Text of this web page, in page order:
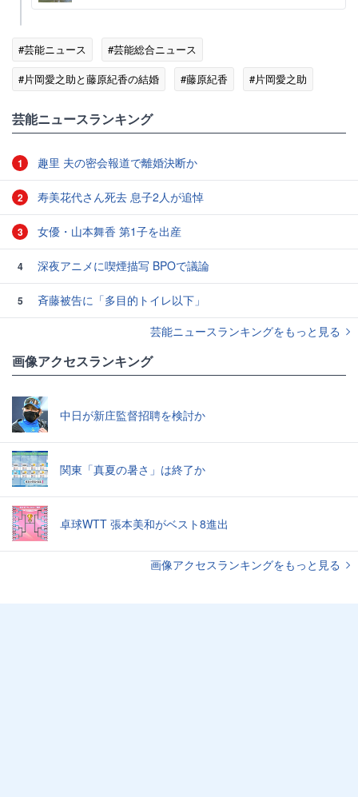
#芸能ニュース
#芸能総合ニュース
#片岡愛之助と藤原紀香の結婚
#藤原紀香
#片岡愛之助
芸能ニュースランキング
1 趣里 夫の密会報道で離婚決断か
2 寿美花代さん死去 息子2人が追悼
3 女優・山本舞香 第1子を出産
4 深夜アニメに喫煙描写 BPOで議論
5
斉藤被告に「多目的トイレ以下」
芸能ニュースランキングをもっと見る
画像アクセスランキング
中日が新庄監督招聘を検討か
関東「真夏の暑さ」は終了か
卓球WTT 張本美和がベスト8進出
画像アクセスランキングをもっと見る